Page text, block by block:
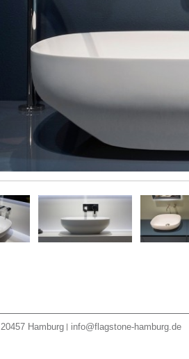
20457 Hamburg info@flagstone-hamburg.de